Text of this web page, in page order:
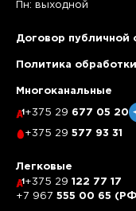
Пн: выходной
Договор публичной
Политика
Многоканальные
+375 29 677 05 20
+375 29 577 93 31
Легковые
+375 29 122 77 17
+7 967 555 00 65